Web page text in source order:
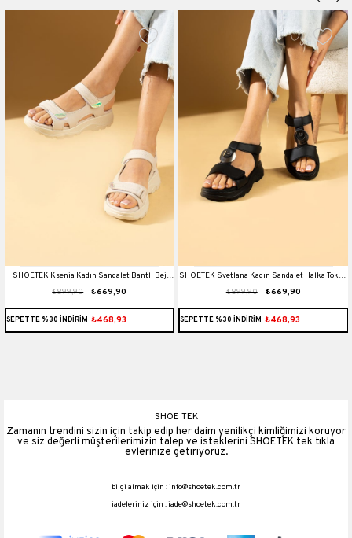
SHOETEK Ksenia Kadın Sandalet Bantlı Bej
Deri₺669,90
₺899,90
SEPETTE %30 İNDİRİM ₺468,93
SHOETEK Svetlana Kadın Sandalet Halka Tokalı
Siyah Deri₺669,90
₺899,90
SEPETTE %30 İNDİRİM ₺468,93
SHOE TEK
Zamanın trendini sizin için takip edip her daim yenilikçi kimliğimizi koruyor
ve siz değerli müşterilerimizin talep ve isteklerini SHOETEK tek tıkla
evlerinize getiriyoruz.
bilgi almak için :info@shoetek.com.tr
iadeleriniz için :iade@shoetek.com.tr